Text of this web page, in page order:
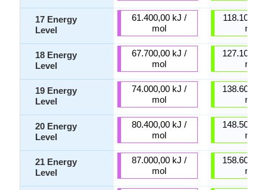
17 Energy
Level
18 Energy
Level
19 Energy
Level
20 Energy
Level
21 Energy
Level
61.400,00 kJ /
mol
67.700,00 kJ /
mol
74.000,00 kJ /
mol
80.400,00 kJ /
mol
87.000,00 kJ /
mol
mol
mol
mol
mol
mol